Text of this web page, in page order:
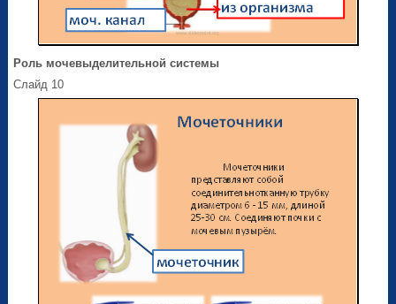
Роль мочевыделительной системы
Слайд 10